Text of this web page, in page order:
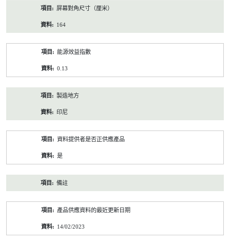
屏幕對角尺寸（厘米）
164
能源效益指數
0.13
製造地方
印尼
資料提供者是否正供應產品
是
備註
產品供應資料的最近更新日期
14/02/2023